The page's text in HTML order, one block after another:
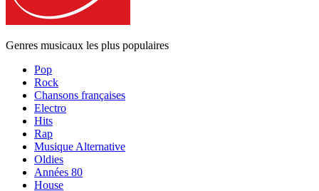
Genres musicaux les plus populaires
Pop
Rock
Chansons françaises
Electro
Hits
Rap
Musique Alternative
Oldies
Années 80
House